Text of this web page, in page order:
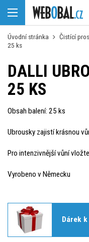
Úvodní stránka Čistící
25 ks
DALLI
25 KS
Obsah balení: 25 ks
Ubrousky zajistí krásnou
Pro intenzivnější vůní
Vyrobeno v Německu
Dárek